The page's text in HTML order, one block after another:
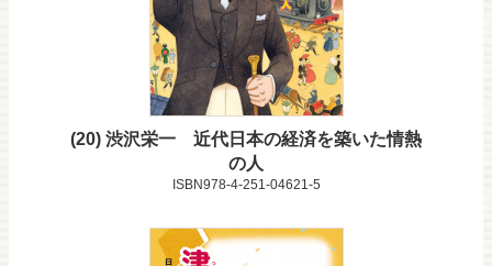
20 渋沢栄一 近代日本の経済を築いた情熱
の人
ISBN978-4-251-04621-5